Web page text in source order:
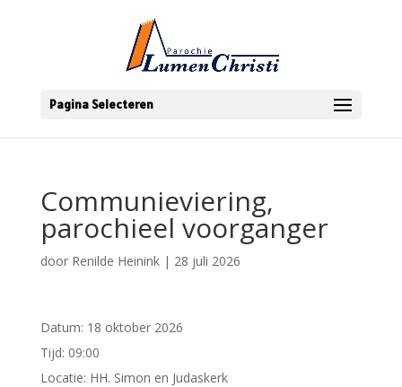
Pagina Selecteren
Communieviering,
parochieel voorganger
door Renilde Heinink| 28 juli 2026
Datum: 18 oktober 2026
Tijd: 09:00
Locatie: HH. Simon en Judaskerk